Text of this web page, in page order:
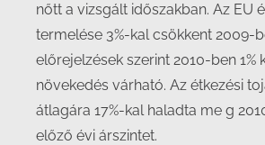
nőtt a vizsgált időszakban. Az EU
termelése 3%-kal csökkent 2009-
előrejelzések szerint 2010-ben 1%
növekedés várható. Az étkezési
átlagára 17%-kal haladta me g
előző évi árszintet.